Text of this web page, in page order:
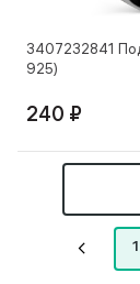
3407232841
925)
240 ₽
1